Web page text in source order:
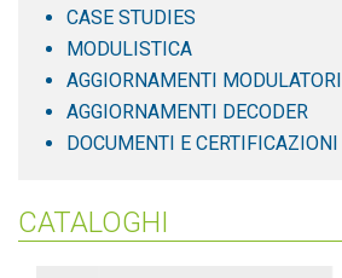
CASE STUDIES
MODULISTICA
AGGIORNAMENTI MODULATORI
AGGIORNAMENTI DECODER
DOCUMENTI E CERTIFICAZIONI
CATALOGHI